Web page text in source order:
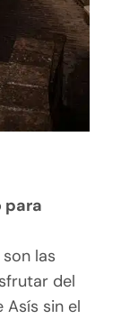
para
las
del
sin el